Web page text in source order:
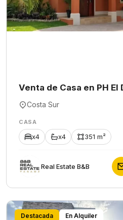
Venta de Casa en PH El
Costa Sur
CASA
x4 x4 351 m²
Rеаl Еstаtе В&В
Destacada En Alquiler